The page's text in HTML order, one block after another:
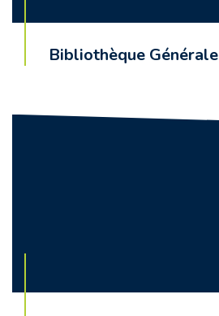
Bibliothèque Générale